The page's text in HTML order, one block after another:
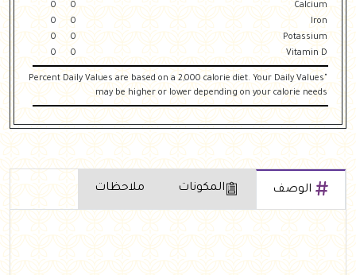
Calcium
0
0
Iron
0
0
Potassium
0
0
Vitamin D
0
0
"Percent Daily Values are based on a 2,000 calorie diet. Your Daily Values
may be higher or lower depending on your calorie needs
الوصف المكونات ملاحظات